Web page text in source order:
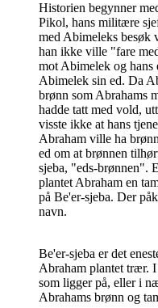
Historien begynner
Pikol, hans militære
med Abimeleks besøk
han ikke ville "fare
mot Abimelek og
Abimelek sin ed. Da
brønn som Abrahams
hadde tatt med vold,
visste ikke at hans
Abraham ville ha
ed om at brønnen
sjeba, "eds-brønnen".
plantet Abraham en
på Be'er-sjeba. Der
navn.
Be'er-sjeba er det
Abraham plantet trær.
som ligger på, eller i
Abrahams brønn og